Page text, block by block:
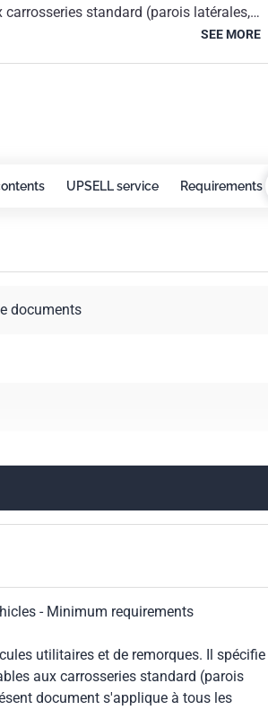
standard (parois latérales,
renforcées. Le présent document
décrites ci-après. Les forces
ci-après peuvent être prises en
Le plancher du véhicule fait partie du
soient effectués conformément à la
SEE MORE
UPSELL service Requirements
documents
- Minimum requirements
utilitaires et de remorques. Il
aux carrosseries standard (parois
document s'applique à tous les